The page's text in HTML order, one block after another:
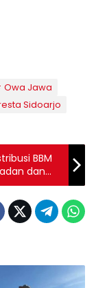
Owa Jawa
Sidoarjo
BBM
dan